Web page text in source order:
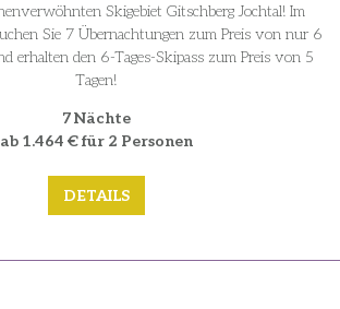
Skigebiet Gitschberg Jochtal! Im
Sie 7 Übernachtungen zum Preis von nur 6
erhalten den 6-Tages-Skipass zum Preis von 5
Tagen!
7 Nächte
ab 1.464 € für 2 Personen
DETAILS